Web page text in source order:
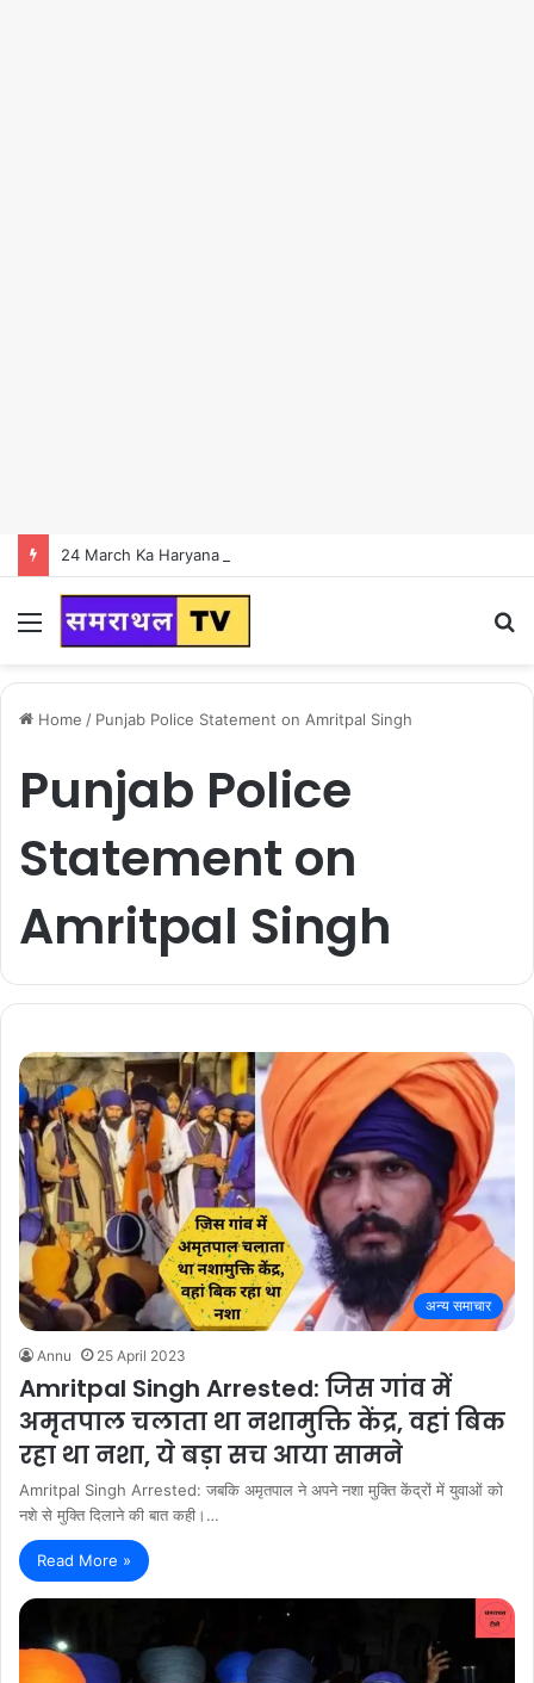
Menu
Home / Punjab Police Statement on Amritpal Singh
Punjab Police
Statement on
Amritpal Singh
अन्य समाचार
Annu 25 April 2023
Amritpal Singh Arrested: जिस गांव में
अमृतपाल चलाता था नशामुक्ति केंद्र, वहां बिक
रहा था नशा, ये बड़ा सच आया सामने
Amritpal Singh Arrested: जबकि अमृतपाल ने अपने नशा मुक्ति केंद्रों में युवाओं को
नशे से मुक्ति दिलाने की बात कही।…
Read More »